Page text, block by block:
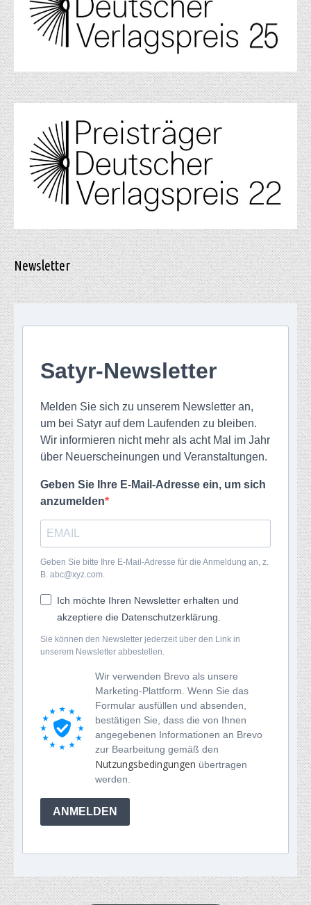
Newsletter
Satyr-Newsletter
Melden Sie sich zu unserem Newsletter an,
um bei Satyr auf dem Laufenden zu bleiben.
Wir informieren nicht mehr als acht Mal im Jahr
über Neuerscheinungen und Veranstaltungen.
Geben Sie Ihre E-Mail-Adresse ein, um sich
anzumelden
Geben Sie bitte Ihre E-Mail-Adresse für die Anmeldung an, z.
B. abc@xyz.com.
Ich möchte Ihren Newsletter erhalten und
akzeptiere die Datenschutzerklärung.
Sie können den Newsletter jederzeit über den Link in
unserem Newsletter abbestellen.
Wir verwenden Brevo als unsere
Marketing-Plattform. Wenn Sie das
Formular ausfüllen und absenden,
bestätigen Sie, dass die von Ihnen
angegebenen Informationen an Brevo
zur Bearbeitung gemäß den
Nutzungsbedingungen übertragen
werden.
ANMELDEN